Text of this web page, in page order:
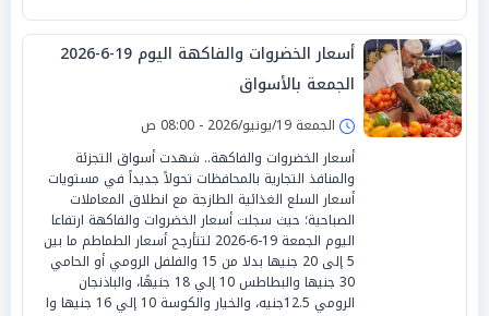
أسعار الخضروات والفاكهة اليوم 19-6-2026
الجمعة بالأسواق
الجمعة 19/يونيو/2026 - 08:00 ص
أسعار الخضروات والفاكهة.. شهدت أسواق التجزئة
والمنافذ التجارية بالمحافظات تحولاً جديداً في مستويات
أسعار السلع الغذائية الطازجة مع انطلاق المعاملات
الصباحية؛ حيث سجلت أسعار الخضروات والفاكهة ارتفاعا
اليوم الجمعة 19-6-2026 لتتأرجح أسعار الطماطم ما بين
5 إلى 20 جنيها بدلا من 15 والفلفل الرومي أو الحامي
30 جنيها والبطاطس 10 إلي 18 جنيهًا، والباذنجان
الرومي 12.5جنيه، والخيار والكوسة 10 إلي 16 جنيها وا